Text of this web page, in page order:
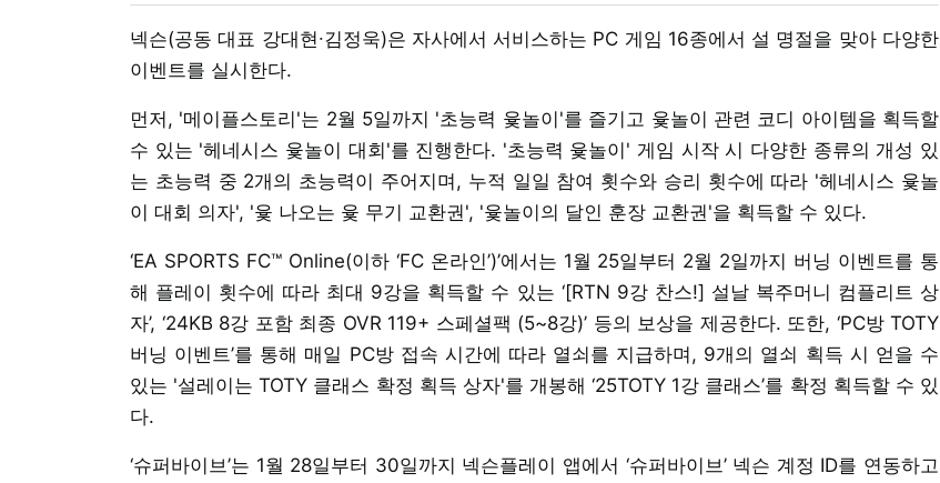
넥슨(공동 대표 강대현∙김정욱)은 자사에서 서비스하는 PC 게임 16종에서 설 명절을 맞아 다양한
이벤트를 실시한다.
먼저, '메이플스토리'는 2월 5일까지 '초능력 윷놀이'를 즐기고 윷놀이 관련 코디 아이템을 획득할
수 있는 '헤네시스 윷놀이 대회'를 진행한다. '초능력 윷놀이' 게임 시작 시 다양한 종류의 개성 있
는 초능력 중 2개의 초능력이 주어지며, 누적 일일 참여 횟수와 승리 횟수에 따라 '헤네시스 윷놀
이 대회 의자', '윷 나오는 윷 무기 교환권', '윷놀이의 달인 훈장 교환권'을 획득할 수 있다.
‘EA SPORTS FC™ Online(이하 ‘FC 온라인’)’에서는 1월 25일부터 2월 2일까지 버닝 이벤트를 통
해 플레이 횟수에 따라 최대 9강을 획득할 수 있는 ‘[RTN 9강 찬스!] 설날 복주머니 컴플리트 상
자’, ‘24KB 8강 포함 최종 OVR 119+ 스페셜팩 (5~8강)’ 등의 보상을 제공한다. 또한, ‘PC방 TOTY
버닝 이벤트’를 통해 매일 PC방 접속 시간에 따라 열쇠를 지급하며, 9개의 열쇠 획득 시 얻을 수
있는 '설레이는 TOTY 클래스 확정 획득 상자'를 개봉해 ‘25TOTY 1강 클래스’를 확정 획득할 수 있
다.
‘슈퍼바이브’는 1월 28일부터 30일까지 넥슨플레이 앱에서 ‘슈퍼바이브’ 넥슨 계정 ID를 연동하고